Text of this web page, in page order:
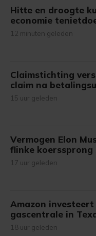
Hitte en droogte
economie
12 minuten geleden
Claimstichting
claim na
15 uur geleden
Vermogen Elon
flinke koerssprong
17 uur geleden
Amazon
gascentrale in
18 uur geleden